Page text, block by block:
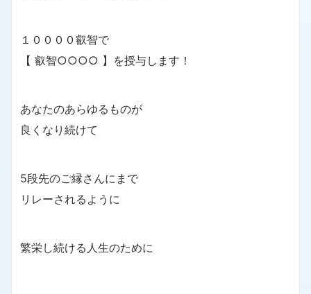
１００００叡智で
【 叡智○○○○ 】を授与します！
あなたのあらゆるものが
良くなり続けて
5段先のご縁さんにまで
リレーされるように
繁栄し続ける人生のために